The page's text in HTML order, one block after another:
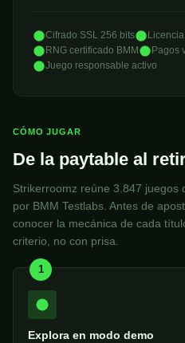
Cifrado SSL 256 bits
RNG certificado BMM
Pagos
Juego responsable activo
CÓMO JUGAR
De la paytable al
Strikerroomz reúne 3.847 juegos
por BMM Testlabs. Antes de
conocer la mecánica de cada
criterio, no con prisa.
1
Explora en modo demo